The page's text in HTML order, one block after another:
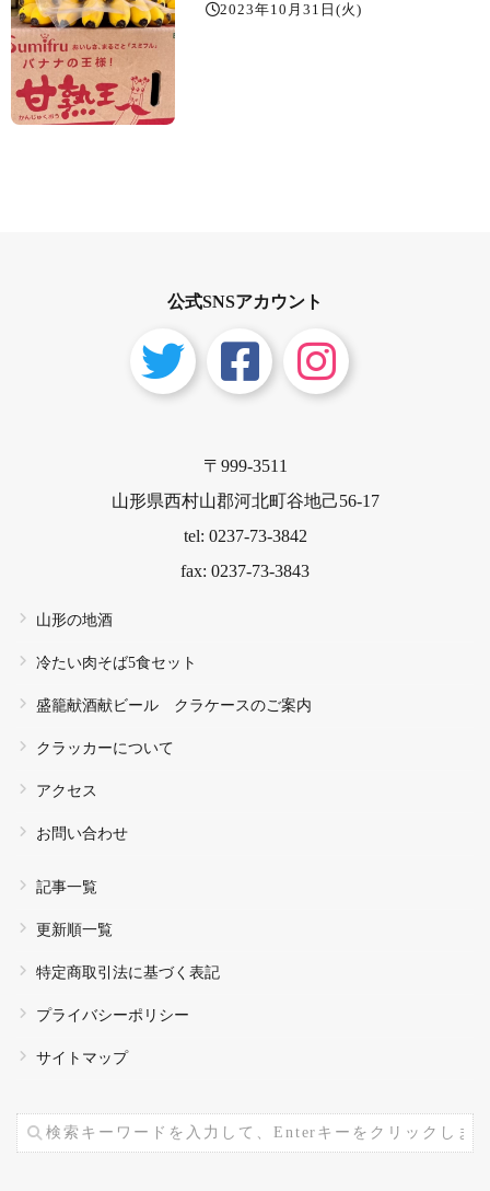
2023年10月31日(火)
公式SNSアカウント
〒999-3511
山形県西村山郡河北町谷地己56-17
tel: 0237-73-3842
fax: 0237-73-3843
山形の地酒
冷たい肉そば5食セット
盛籠献酒献ビール クラケースのご案内
クラッカーについて
アクセス
お問い合わせ
記事一覧
更新順一覧
特定商取引法に基づく表記
プライバシーポリシー
サイトマップ